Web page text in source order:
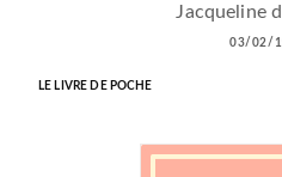
Jacqueline
03/02/
LE LIVRE DE POCHE